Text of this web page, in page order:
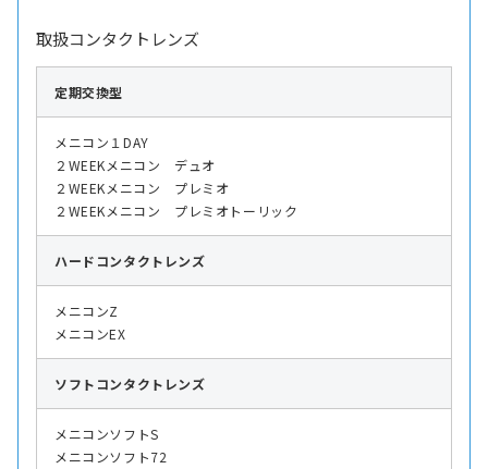
取扱コンタクトレンズ
定期交換型
メニコン１DAY
２WEEKメニコン デュオ
２WEEKメニコン プレミオ
２WEEKメニコン プレミオトーリック
ハード コンタクトレンズ
メニコンZ
メニコンEX
ソフト コンタクトレンズ
メニコンソフトS
メニコンソフト72